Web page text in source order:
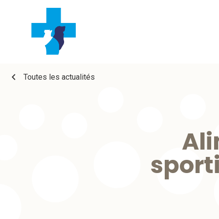
chevron_left Toutes les actualités